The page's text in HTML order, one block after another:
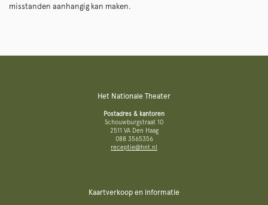
misstanden aanhangig kan maken.
Het Nationale Theater
Postadres & kantoren
Schouwburgstraat 10
2511 VA Den Haag
088 3565356
receptie@hnt.nl
Kaartverkoop en informatie